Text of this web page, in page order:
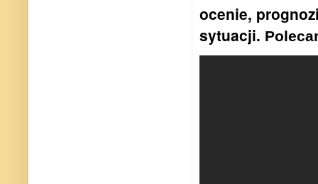
ocenie,
sytuacji.